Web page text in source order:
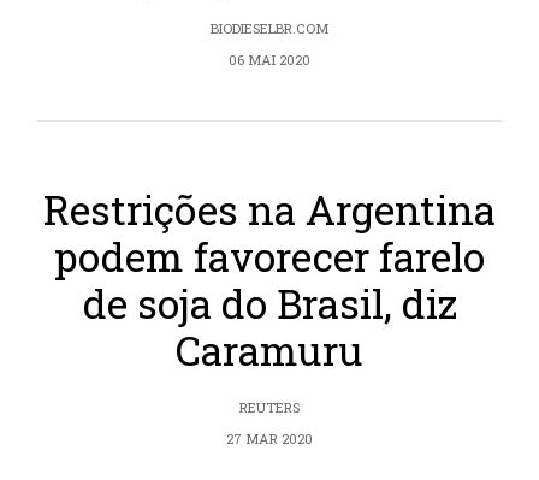
BIODIESELBR.COM
06 MAI 2020
Restrições na Argentina
podem favorecer farelo
de soja do Brasil, diz
Caramuru
REUTERS
27 MAR 2020